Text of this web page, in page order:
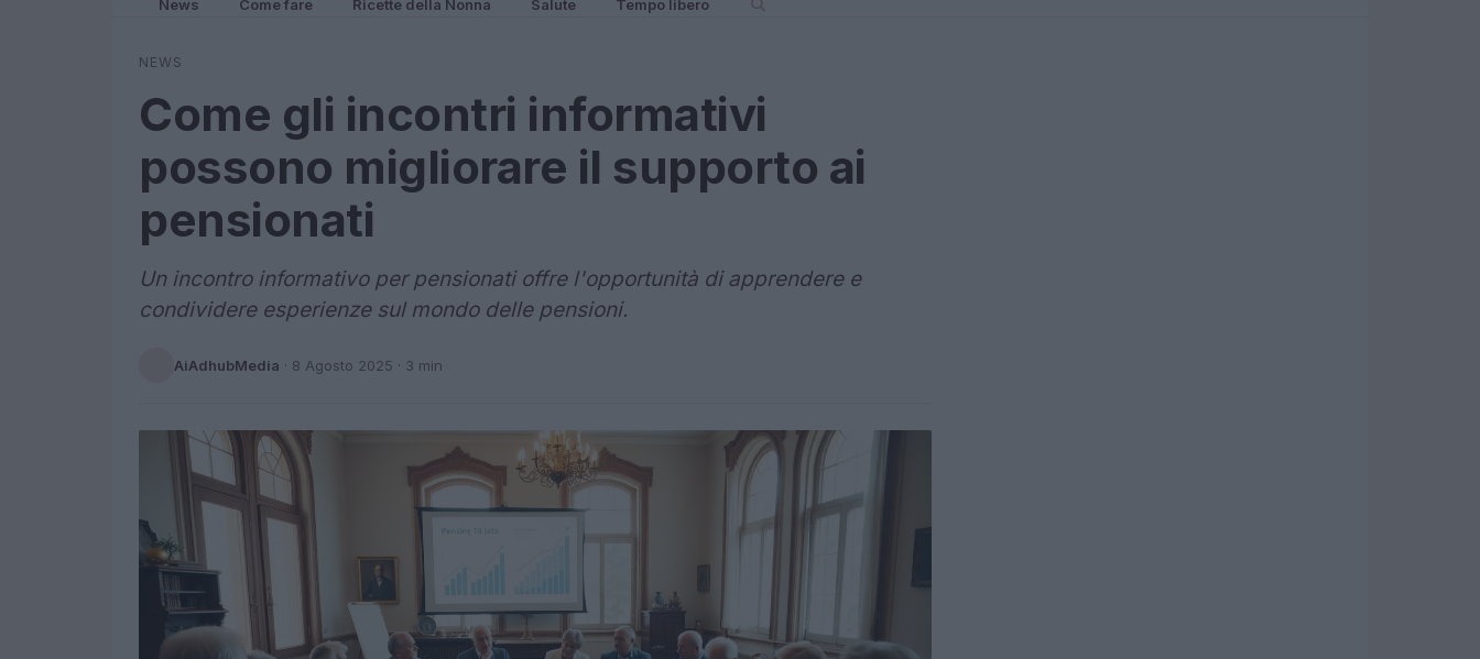
News Come fare Ricette della Nonna Salute Tempo libero
NEWS
Come gli incontri informativi
possono migliorare il supporto ai
pensionati
Un incontro informativo per pensionati offre l'opportunità di apprendere e
condividere esperienze sul mondo delle pensioni.
AiAdhubMedia · 8 Agosto 2025 · 3 min